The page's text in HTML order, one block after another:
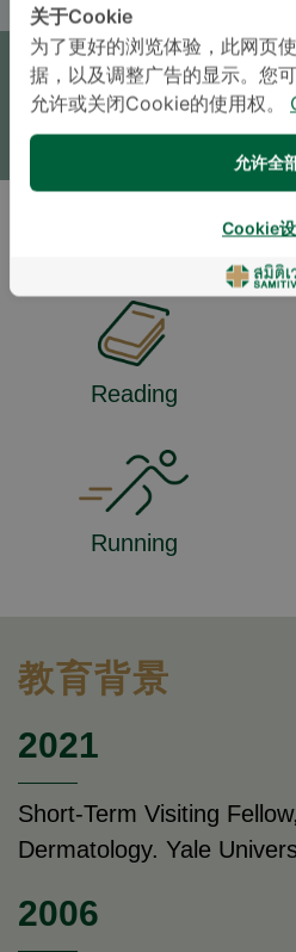
咨询
* The Patient Support Team
生活方式
Reading
Running
教育背景
2021
Short-Term Visiting
Dermatology. Yale
2006
关于Cookie
为了更好的浏览体验，此网页
据，以及调整广告的显示。您
允许或关闭Cookie的使用权。
允许全
Cookie